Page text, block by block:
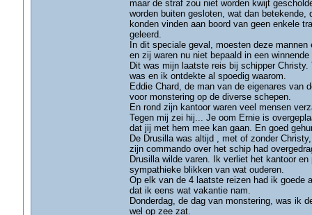
maar de straf zou niet worden kwijt
worden buiten gesloten, wat dan
konden vinden aan boord van geen enkele
geleerd.
In dit speciale geval, moesten deze
en zij waren nu niet bepaald in een
Dit was mijn laatste reis bij schipper
was en ik ontdekte al spoedig waarom.
Eddie Chard, de man van de eigenares van
voor monstering op de diverse schepen.
En rond zijn kantoor waren veel mensen
Tegen mij zei hij... Je oom Ernie is
dat jij met hem mee kan gaan. En goed
De Drusilla was altijd , met of zonder
zijn commando over het schip had
Drusilla wilde varen. Ik verliet het kantoor
sympathieke blikken van wat ouderen.
Op elk van de 4 laatste reizen had ik goede
dat ik eens wat vakantie nam.
Donderdag, de dag van monstering, was ik
wel op zee zat.